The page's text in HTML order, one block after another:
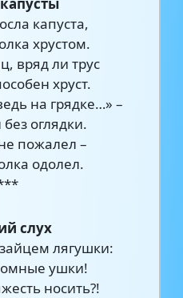
капуста,
хрустом.
вряд ли трус
хруст.
на грядке…» –
оглядки.
пожалел –
одолел.
слух
лягушки:
ушки!
носить?!